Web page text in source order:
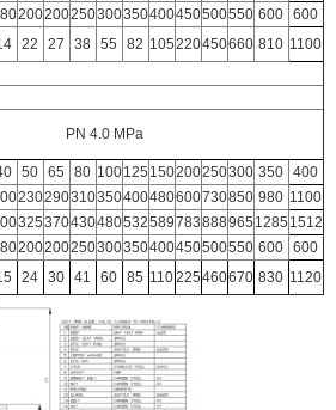
200200250300350400450500550 600
600
22 27 38 55 82 105220450660 810 1100
PN 4.0 MPa
50 65 80 100125 150200250300 350
400
230290310350400480600730850 980 1100
325370430480532589783888965 1285 1512
200200250300350400450500550 600
600
24 30 41 60 85 110225460670 830 1120